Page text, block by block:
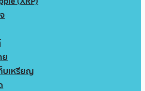
ย
บเหรียญ